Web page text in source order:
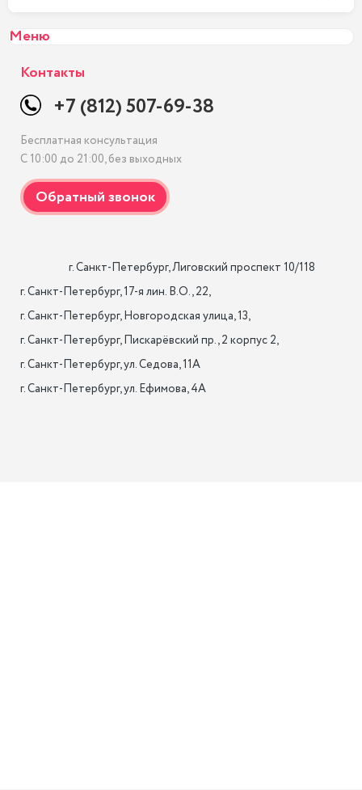
Меню
Контакты
+7 (812) 507-69-38
Бесплатная консультация
С 10:00 до 21:00, без выходных
г. Санкт-Петербург, 17-я лин. B.O., 22,
г. Санкт-Петербург, Новгородская улица, 13,
г. Санкт-Петербург, Пискарёвский пр., 2 корпус 2,
г. Санкт-Петербург, ул. Седова, 11А
г. Санкт-Петербург, ул. Ефимова, 4А